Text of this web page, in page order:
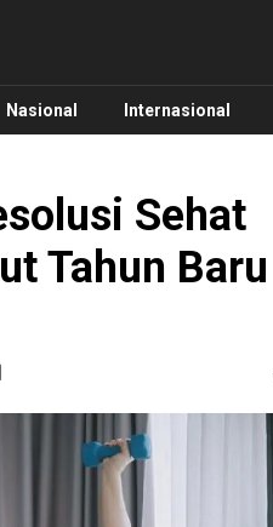
Nasional Internasional
Sehat
Tahun Baru